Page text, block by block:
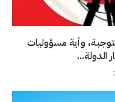
وأية مسؤوليات
الدولة...